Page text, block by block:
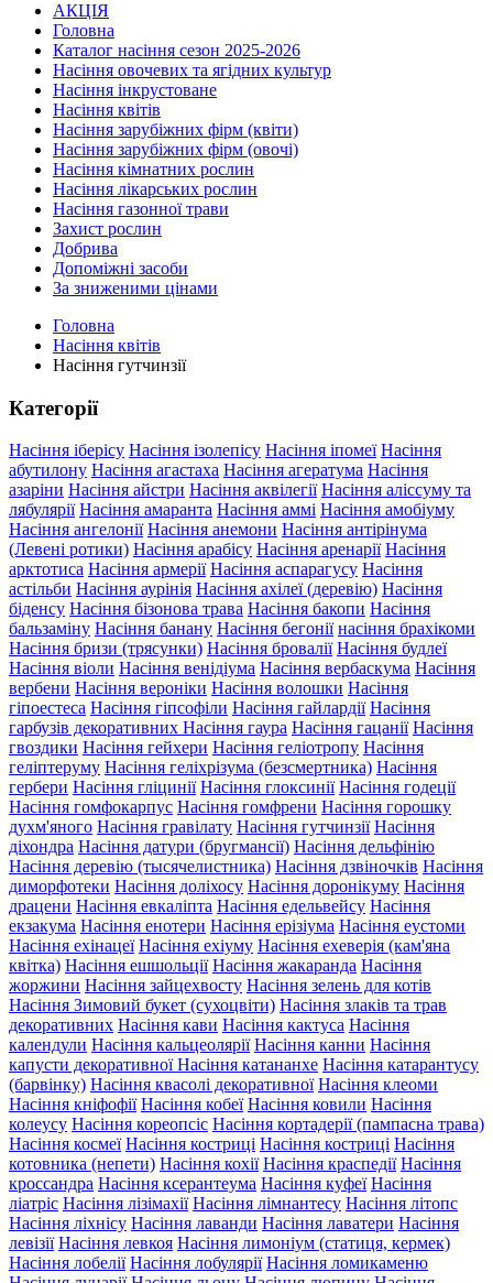
АКЦІЯ
Головна
Каталог насіння сезон 2025-2026
Насіння овочевих та ягідних культур
Насіння інкрустоване
Насіння квітів
Насіння зарубіжних фірм (квіти)
Насіння зарубіжних фірм (овочі)
Насіння кімнатних рослин
Насіння лікарських рослин
Насіння газонної трави
Захист рослин
Добрива
Допоміжні засоби
За зниженими цінами
Головна
Насіння квітів
Насіння гутчинзії
Категорії
Насіння іберісу Насіння ізолепісу Насіння іпомеї Насіння
абутилону Насіння агастаха Насіння агератума Насіння
азаріни Насіння айстри Насіння аквілегії Насіння аліссуму та
лябулярії Насіння амаранта Насіння аммі Насіння амобіуму
Насіння ангелонії Насіння анемони Насіння антірінума
(Левені ротики) Насіння арабісу Насіння аренарії Насіння
арктотиса Насіння армерії Насіння аспарагусу Насіння
астільби Насіння аурінія Насіння ахілеї (деревію) Насіння
біденсу Насіння бізонова трава Насіння бакопи Насіння
бальзаміну Насіння банану Насіння бегонії насіння брахікоми
Насіння бризи (трясунки) Насіння бровалії Насіння будлеї
Насіння віоли Насіння венідіума Насіння вербаскума Насіння
вербени Насіння вероніки Насіння волошки Насіння
гіпоестеса Насіння гіпсофіли Насіння гайлардії Насіння
гарбузів декоративних Насіння гаура Насіння гацанії Насіння
гвоздики Насіння гейхери Насіння геліотропу Насіння
геліптеруму Насіння геліхрізума (безсмертника) Насіння
гербери Насіння гліцинії Насіння глоксинії Насіння годеції
Насіння гомфокарпус Насіння гомфрени Насіння горошку
духм'яного Насіння гравілату Насіння гутчинзії Насіння
діхондра Насіння датури (бругмансії) Насіння дельфінію
Насіння деревію (тысячелистника) Насіння дзвіночків Насіння
диморфотеки Насіння доліхосу Насіння доронікуму Насіння
драцени Насіння евкаліпта Насіння едельвейсу Насіння
екзакума Насіння енотери Насіння ерізіума Насіння еустоми
Насіння ехінацеї Насіння ехіуму Насіння ехеверія (кам'яна
квітка) Насіння ешшольції Насіння жакаранда Насіння
жоржини Насіння зайцехвосту Насіння зелень для котів
Насіння Зимовий букет (сухоцвіти) Насіння злаків та трав
декоративних Насіння кави Насіння кактуса Насіння
календули Насіння кальцеолярії Насіння канни Насіння
капусти декоративноїНасіння катананхе Насіння катарантусу
(барвінку) Насіння квасолі декоративної Насіння клеоми
Насіння кніфофії Насіння кобеї Насіння ковили Насіння
колеусу Насіння кореопсіс Насіння кортадерії (пампасна трава)
Насіння космеї Насіння костриці Насіння костриці Насіння
котовника (непети) Насіння кохії Насіння краспедії Насіння
кроссандра Насіння ксерантеума Насіння куфеї Насіння
ліатріс Насіння лізімахії Насіння лімнантесу Насіння літопс
Насіння ліхнісу Насіння лаванди Насіння лаватери Насіння
левізії Насіння левкоя Насіння лимоніум (статиця, кермек)
Насіння лобелії Насіння лобулярії Насіння ломикаменю